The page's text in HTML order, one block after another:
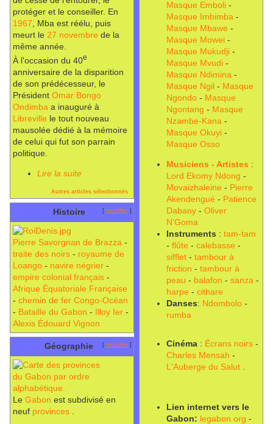
protéger et le conseiller. En
1967 , Mba est réélu, puis
meurt le 27 novembre de la
même année.
À l'occasion du 40e
anniversaire de la disparition
de son prédécesseur, le
Président Omar Bongo
Ondimba a inauguré à
Libreville le tout nouveau
mausolée dédié à la mémoire
de celui qui fut son parrain
politique.
Lire la suite
Autres articles sélectionnés
Histoire [ modifier]
Pierre Savorgnan de Brazza -
traite des noirs - royaume de
Loango - navire négrier -
empire colonial français -
Afrique Équatoriale Française
- chemin de fer Congo-Océan
- Bataille du Gabon - Illoy Ier -
Alexis Édouard Vignon
Géographie [ modifier]
Le Gabon est subdivisé en
neuf provinces
Masque Emboli -
Masque Imbimba -
Masque Mbawe -
Masque Mowei -
Masque Mukudji -
Masque Mvudi -
Masque Ndimina -
Masque Ngil - Masque
Ngondo - Masque
Ngontang - Masque
Nzambe-Kana -
Masque Okuyi -
Masque Osso
Musiciens - Artistes :
Lord Ekomy Ndong -
Movaizhaleine - Pierre
Akendengué - Patience
Dabany -Oliver
N'Goma
Instruments :tam-tam
-flûte -calebasse -
sifflet -tambour à
friction -tambour à
peau - balafon -sanza -
harpe -cithare
Danses: Ndombolo -
rumba
Cinéma : Écrans noirs -
Charles Mensah -
L'Auberge du Salut
Lien internet vers le
Gabon: legabon.org -